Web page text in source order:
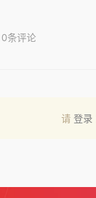
0条评论
请 登录